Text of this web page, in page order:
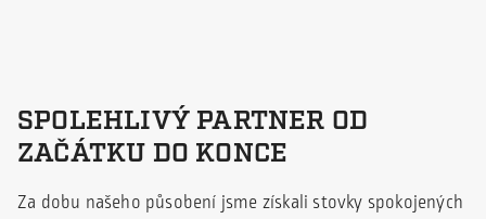
SPOLEHLIVÝ PARTNER OD
ZAČÁTKU DO KONCE
Za dobu našeho působení jsme získali stovky spokojených